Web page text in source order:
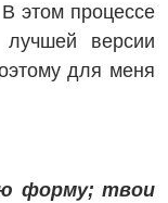
этом процессе
версии
для меня
форму; твои